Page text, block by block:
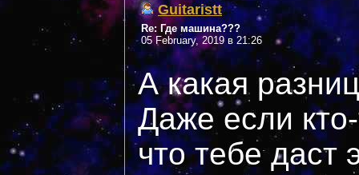
Guitaristt
Re: Где машина???
05 February, 2019 в 21:26
А какая
Даже если
что тебе даст